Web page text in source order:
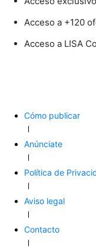
Acceso a +120
Acceso a LISA
Cómo publicar
Anúnciate
Política de
Aviso legal
Contacto